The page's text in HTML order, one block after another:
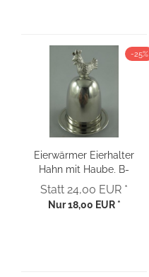
-25%
Eierwärmer Eierhalter
Hahn mit Haube, B-
Statt 24,00 EUR *
Nur 18,00 EUR *